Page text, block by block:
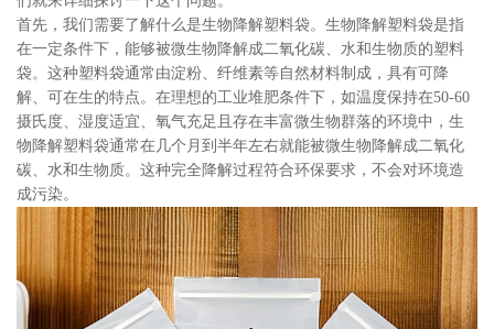
首先，我们需要了解什么是生物降解塑料袋。生物降解塑料袋是指
在一定条件下，能够被微生物降解成二氧化碳、水和生物质的塑料
袋。这种塑料袋通常由淀粉、纤维素等自然材料制成，具有可降
解、可在生的特点。在理想的工业堆肥条件下，如温度保持在50-60
摄氏度、湿度适宜、氧气充足且存在丰富微生物群落的环境中，生
物降解塑料袋通常在几个月到半年左右就能被微生物降解成二氧化
碳、水和生物质。这种完全降解过程符合环保要求，不会对环境造
成污染。